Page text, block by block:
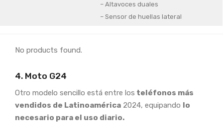
– Altavoces duales
– Sensor de huellas lateral
No products found.
4. Moto G24
Otro modelo sencillo está entre los teléfonos más
vendidos de Latinoamérica 2024, equipando lo
necesario para el uso diario.